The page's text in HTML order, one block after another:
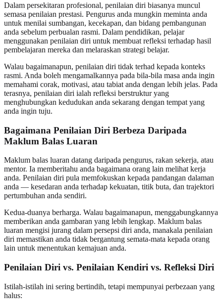
Dalam persekitaran profesional, penilaian diri biasanya muncul
semasa penilaian prestasi. Pengurus anda mungkin meminta anda
untuk menilai sumbangan, kecekapan, dan bidang pembangunan
anda sebelum perbualan rasmi. Dalam pendidikan, pelajar
menggunakan penilaian diri untuk membuat refleksi terhadap hasil
pembelajaran mereka dan melaraskan strategi belajar.
Walau bagaimanapun, penilaian diri tidak terhad kepada konteks
rasmi. Anda boleh mengamalkannya pada bila-bila masa anda ingin
memahami corak, motivasi, atau tabiat anda dengan lebih jelas. Pada
terasnya, penilaian diri ialah refleksi berstruktur yang
menghubungkan kedudukan anda sekarang dengan tempat yang
anda ingin tuju.
Bagaimana Penilaian Diri Berbeza Daripada
Maklum Balas Luaran
Maklum balas luaran datang daripada pengurus, rakan sekerja, atau
mentor. Ia memberitahu anda bagaimana orang lain melihat kerja
anda. Penilaian diri pula memfokuskan kepada pandangan dalaman
anda — kesedaran anda terhadap kekuatan, titik buta, dan trajektori
pertumbuhan anda sendiri.
Kedua-duanya berharga. Walau bagaimanapun, menggabungkannya
memberikan anda gambaran yang lebih lengkap. Maklum balas
luaran mengisi jurang dalam persepsi diri anda, manakala penilaian
diri memastikan anda tidak bergantung semata-mata kepada orang
lain untuk menentukan kemajuan anda.
Penilaian Diri vs. Penilaian Kendiri vs. Refleksi Diri
Istilah-istilah ini sering bertindih, tetapi mempunyai perbezaan yang
halus: